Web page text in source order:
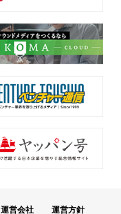
運営会社 運営方針